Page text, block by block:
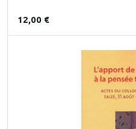
12,00 €